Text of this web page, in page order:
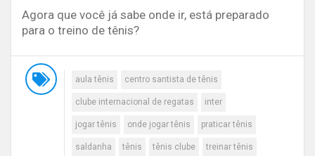
Agora que você já sabe onde ir, está preparado
para o treino de tênis?
aula tênis centro santista de tênis
clube internacional de regatas inter
jogar tênis onde jogar tênis praticar tênis
saldanha tênis tênis clube treinar tênis